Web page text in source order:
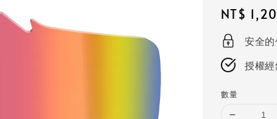
Regular
price
NT$
安全
授權
數量